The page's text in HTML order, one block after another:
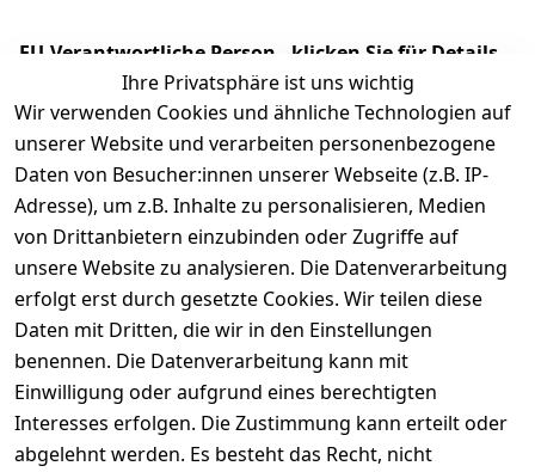
EU-Verantwortliche Person - klicken Sie für Details
Ihre Privatsphäre ist uns wichtig
Wir verwenden Cookies und ähnliche Technologien auf
unserer Website und verarbeiten personenbezogene
Daten von Besucher:innen unserer Webseite (z.B. IP-
Adresse), um z.B. Inhalte zu personalisieren, Medien
von Drittanbietern einzubinden oder Zugriffe auf
unsere Website zu analysieren. Die Datenverarbeitung
erfolgt erst durch gesetzte Cookies. Wir teilen diese
Daten mit Dritten, die wir in den Einstellungen
benennen. Die Datenverarbeitung kann mit
Einwilligung oder aufgrund eines berechtigten
Interesses erfolgen. Die Zustimmung kann erteilt oder
abgelehnt werden. Es besteht das Recht, nicht
Rechtliches
Impressum
Datenschutze
Services
Registrieren